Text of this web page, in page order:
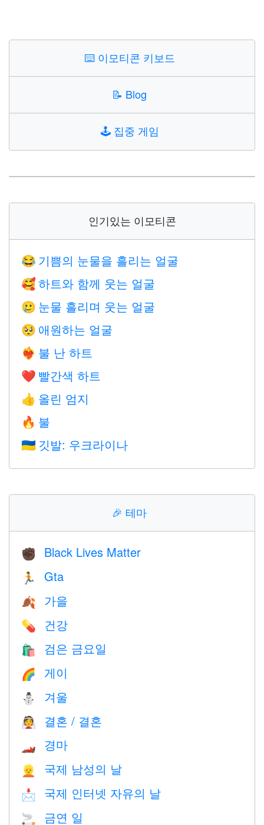
⌨️ 이모티콘 키보드
📝 Blog
🕹️ 집중 게임
인기있는 이모티콘
😂 기쁨의 눈물을 흘리는 얼굴
🥰 하트와 함께 웃는 얼굴
🥲 눈물 흘리며 웃는 얼굴
🥺 애원하는 얼굴
❤️‍🔥 불 난 하트
❤️ 빨간색 하트
👍 올린 엄지
🔥 불
🇺🇦 깃발: 우크라이나
🎉 테마
✊🏿 Black Lives Matter
🏃 Gta
🍂 가을
💊 건강
🛍 검은 금요일
🌈 게이
⛄ 겨울
👰 결혼 / 결혼
🏎 경마
👱 국제 남성의 날
📩 국제 인터넷 자유의 날
🚬 금연 일